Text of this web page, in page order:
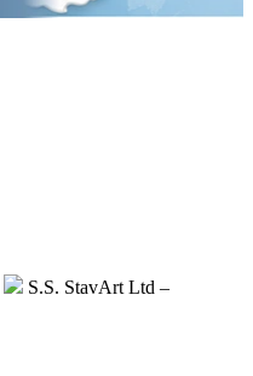
S.S. StavArt Ltd –